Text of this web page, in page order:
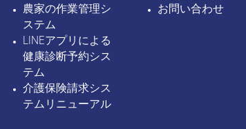
農家の作業管理シ
ステム
LINEアプリによる
健康診断予約シス
テム
介護保険請求シス
テムリニューアル
お問い合わせ